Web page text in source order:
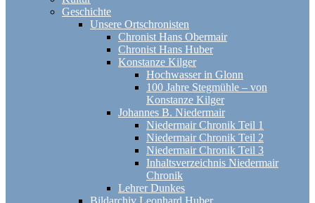
Geschichte
Unsere Ortschronisten
Chronist Hans Obermair
Chronist Hans Huber
Konstanze Kilger
Hochwasser in Glonn
100 Jahre Stegmühle – von
Konstanze Kilger
Johannes B. Niedermair
Niedermair Chronik Teil 1
Niedermair Chronik Teil 2
Niedermair Chronik Teil 3
Inhaltsverzeichnis Niedermair
Chronik
Lehrer Dunkes
Bildarchiv Leonhard Huber